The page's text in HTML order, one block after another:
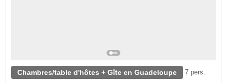
Chambres/table d'hôtes + Gîte en Guadeloupe 7 pers.